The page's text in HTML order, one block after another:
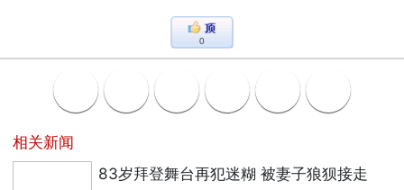
0
相关新闻
83岁拜登舞台再犯迷糊 被妻子狼狈接走